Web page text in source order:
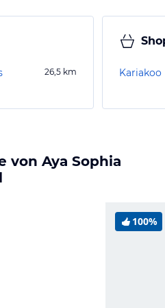
26,5 km Kariakoo
von Aya Sophia
100%